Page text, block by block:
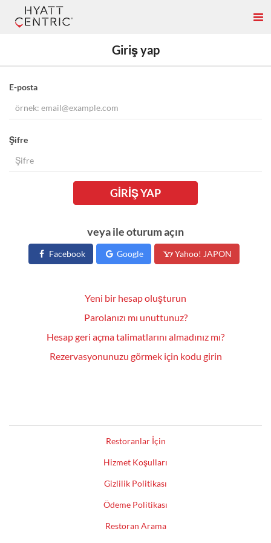
Giriş yap
E-posta
Şifre
GIRIŞ YAP
veya ile oturum açın
Facebook Google Yahoo! JAPON
Yeni bir hesap oluşturun
Parolanızı mı unuttunuz?
Hesap geri açma talimatlarını almadınız mı?
Rezervasyonunuzu görmek için kodu girin
Restoranlar İçin
Hizmet Koşulları
Gizlilik Politikası
Ödeme Politikası
Restoran Arama